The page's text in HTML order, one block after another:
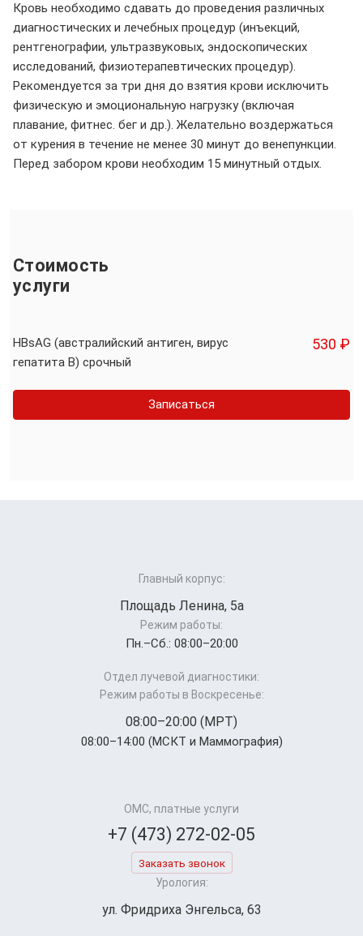
Кровь необходимо сдавать до проведения различных
диагностических и лечебных процедур (инъекций,
рентгенографии, ультразвуковых, эндоскопических
исследований, физиотерапевтических процедур).
Рекомендуется за три дня до взятия крови исключить
физическую и эмоциональную нагрузку (включая
плавание, фитнес. бег и др.). Желательно воздержаться
от курения в течение не менее 30 минут до венепункции.
Перед забором крови необходим 15 минутный отдых.
Стоимость
услуги
HBsAG (австралийский антиген, вирус
гепатита В) срочный
530 ₽
Записаться
Главный корпус:
Площадь Ленина, 5а
Режим работы:
Пн.–Cб.: 08:00–20:00
Отдел лучевой диагностики:
Режим работы в Воскресенье:
08:00–20:00 (МРТ)
08:00–14:00 (МСКТ и Маммография)
ОМС, платные услуги
+7 (473) 272-02-05
Заказать звонок
Урология:
ул. Фридриха Энгельса, 63